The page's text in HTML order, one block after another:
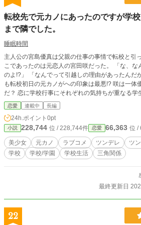
転校先で元カノにあったのですが学
まで隣でした。
睡眠時間
主人公の宮島優真は父親の仕事の事情で転校と引
こであったのは元恋人の宮田咲だった。 「な、な
のよ!?」 「なんでって引越しの理由があったんだ
も転校初日の元カノがへの印象は最悪!? 咲は一体
だ？ 恋に学校行事にそれぞれの気持ちが重なる学
恋愛 連載中 長編
24h.ポイント 0pt
小説 228,744 位 / 228,744件 恋愛 66,363 位 /
美少女 元カノ ラブコメ ツンデレ ツ
学校
学校/学園 学校生活 三角関係
最終更新日
22